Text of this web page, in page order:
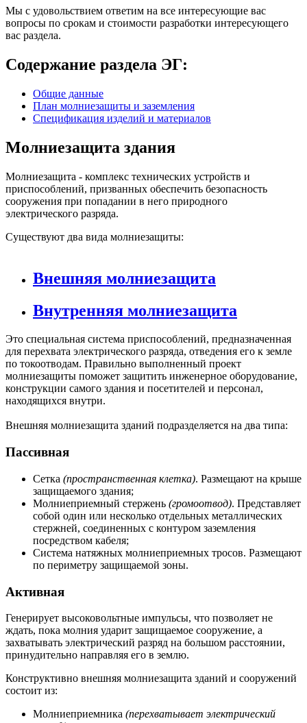
Мы с удовольствием ответим на все интересующие вас
вопросы по срокам и стоимости разработки интересующего
вас раздела.
Содержание раздела ЭГ:
Общие данные
План молниезащиты и заземления
Спецификация изделий и материалов
Молниезащита здания
Молниезащита - комплекс технических устройств и
приспособлений, призванных обеспечить безопасность
сооружения при попадании в него природного
электрического разряда.
Существуют два вида молниезащиты:
Внешняя молниезащита
Внутренняя молниезащита
Это специальная система приспособлений, предназначенная
для перехвата электрического разряда, отведения его к земле
по токоотводам. Правильно выполненный проект
молниезащиты поможет защитить инженерное оборудование,
конструкции самого здания и посетителей и персонал,
находящихся внутри.
Внешняя молниезащита зданий подразделяется на два типа:
Пассивная
Сетка (пространственная клетка). Размещают на крыше
защищаемого здания;
Молниеприемный стержень (громоотвод). Представляет
собой один или несколько отдельных металлических
стержней, соединенных с контуром заземления
посредством кабеля;
Система натяжных молниеприемных тросов. Размещают
по периметру защищаемой зоны.
Активная
Генерирует высоковольтные импульсы, что позволяет не
ждать, пока молния ударит защищаемое сооружение, а
захватывать электрический разряд на большом расстоянии,
принудительно направляя его в землю.
Конструктивно внешняя молниезащита зданий и сооружений
состоит из:
Молниеприемника (перехватывает электрический